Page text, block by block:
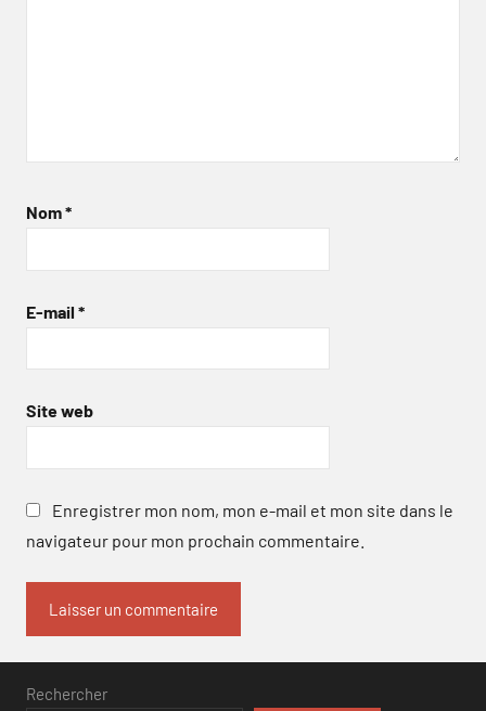
Nom*
E-mail *
Site web
Enregistrer mon nom, mon e-mail et mon site dans le
navigateur pour mon prochain commentaire.
Rechercher